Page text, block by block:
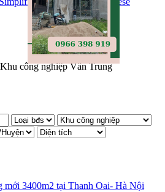
công nghiệp Vân Trung
mới 3400m2 tại Thanh Oai- Hà Nội